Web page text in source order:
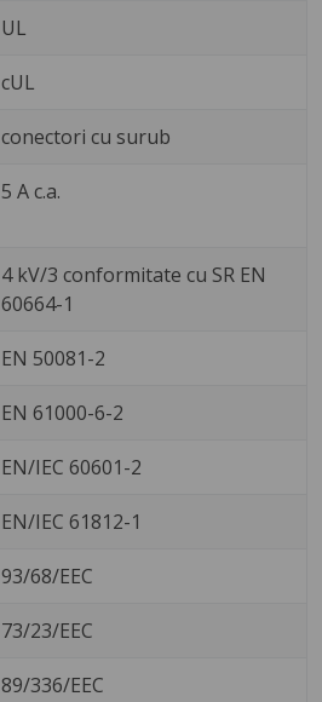
UL
cUL
conectori cu surub
5 A c.a.
4 kV/3 conformitate cu SR EN
60664-1
EN 50081-2
EN 61000-6-2
EN/IEC 60601-2
EN/IEC 61812-1
93/68/EEC
73/23/EEC
89/336/EEC